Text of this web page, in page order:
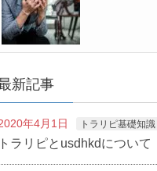
新記事
年4月1日 トラリピ基礎知識
トラリピとusdhkdについて